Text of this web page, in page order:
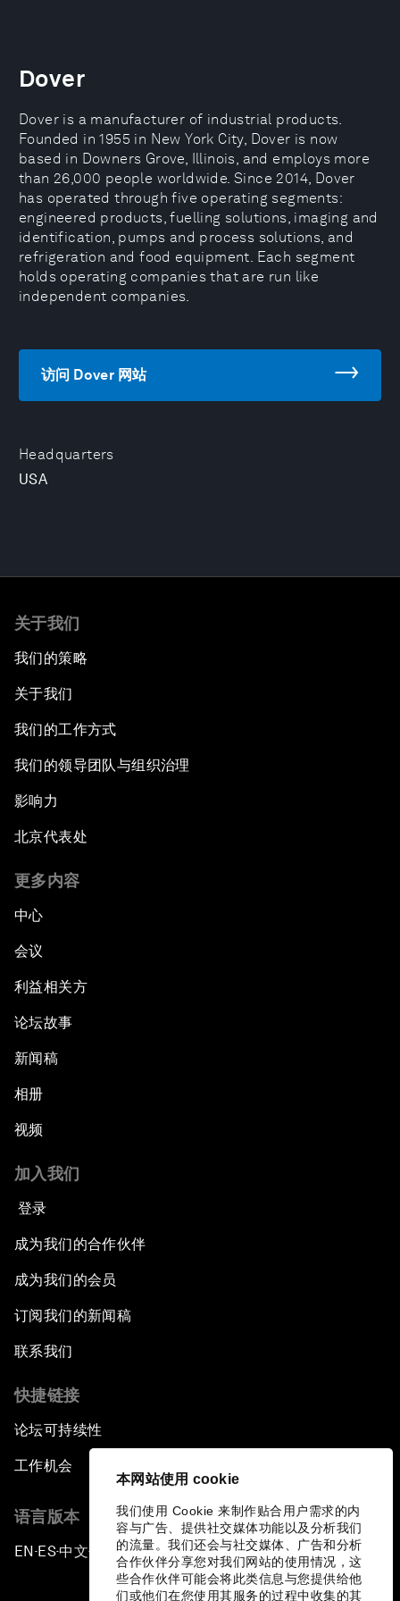
本网站使用 cookie
我们使用 Cookie 来制作贴合用户需求的内
容与广告、提供社交媒体功能以及分析我们
的流量。我们还会与社交媒体、广告和分析
合作伙伴分享您对我们网站的使用情况，这
些合作伙伴可能会将此类信息与您提供给他
们或他们在您使用其服务的过程中收集的其
Headquarters
USA
Dover
Dover is a manufacturer of industrial products.
Founded in 1955 in New York City, Dover is now
based in Downers Grove, Illinois, and employs more
than 26,000 people worldwide. Since 2014, Dover
has operated through five operating segments:
engineered products, fuelling solutions, imaging and
identification, pumps and process solutions, and
refrigeration and food equipment. Each segment
holds operating companies that are run like
independent companies.
访问 Dover 网站
关于我们
我们的策略
关于我们
我们的工作方式
我们的领导团队与组织治理
影响力
北京代表处
更多内容
中心
会议
利益相关方
论坛故事
新闻稿
相册
视频
加入我们
登录
成为我们的合作伙伴
成为我们的会员
订阅我们的新闻稿
联系我们
快捷链接
论坛可持续性
工作机会
语言版本
EN ▪ES▪中文▪ 日本語